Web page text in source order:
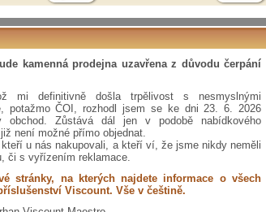
kamenná prodejna uzavřena z důvodu čerpání
mi definitivně došla trpělivost s nesmyslnými
potažmo ČOI, rozhodl jsem se ke dni 23. 6. 2026
obchod. Zůstává dál jen v podobě nabídkového
není možné přímo objednat.
u nás nakupovali, a kteří ví, že jsme nikdy neměli
či s vyřízením reklamace.
stránky, na kterých najdete informace o všech
Viscount. Vše v češtině.